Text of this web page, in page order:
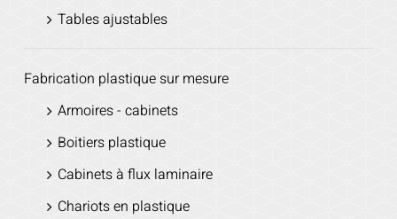
Tables ajustables
Fabrication plastique sur mesure
Armoires - cabinets
Boitiers plastique
Cabinets à flux laminaire
Chariots en plastique